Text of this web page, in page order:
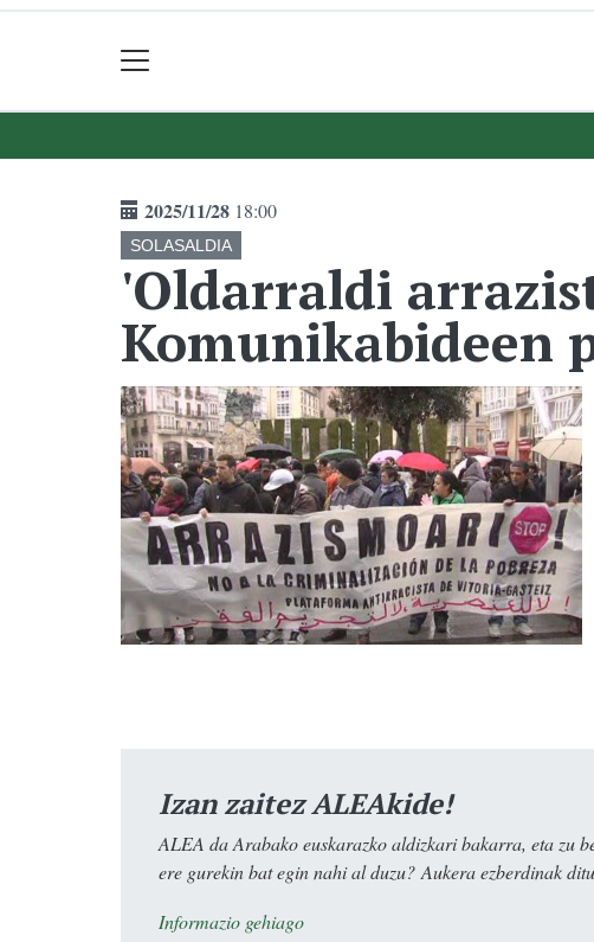
2025/11/28 18:00
SOLASALDIA
'Oldarraldi
Komunikabideen
Izan zaitez ALEAkide!
ALEA da Arabako euskarazko aldizkari bakarra, eta zu
ere gurekin bat egin nahi al duzu? Aukera ezberdinak
Informazio gehiago